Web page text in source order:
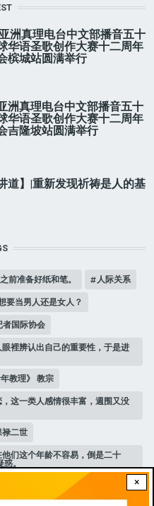
×
亚洲真理电台中文部播音五十
华语圣歌创作大赛十二周年
槟城站圆满举行
洲真理电台中文部播音五十
华语圣歌创作大赛十二周年
吉隆坡站圆满举行
道】|重新发现祈祷是人的基
前准备好纸和笔。 人际关系
要当男人还是女人？
者国际协会
裡辨认出自己的重要性，于是进
教理》 教宗
这一类人感情很丰富，週围又没
二世
们这个年龄不容易，倒是二十
。